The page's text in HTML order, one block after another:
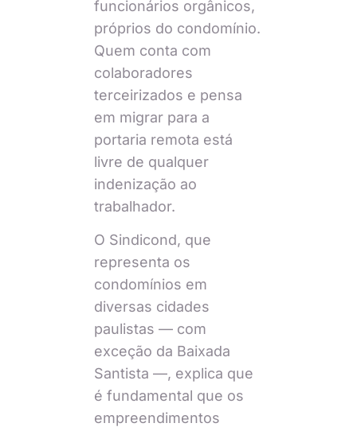
funcionários orgânicos,
próprios do condomínio.
Quem conta com
colaboradores
terceirizados e pensa
em migrar para a
portaria remota está
livre de qualquer
indenização ao
trabalhador.
O Sindicond, que
representa os
condomínios em
diversas cidades
paulistas — com
exceção da Baixada
Santista —, explica que
é fundamental que os
empreendimentos